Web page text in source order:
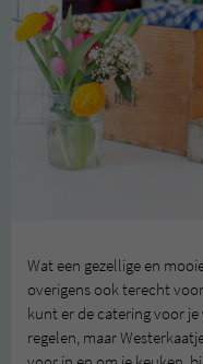
Wat een gezellige en
overigens ook terecht
kunt er de catering voor
regelen, maar